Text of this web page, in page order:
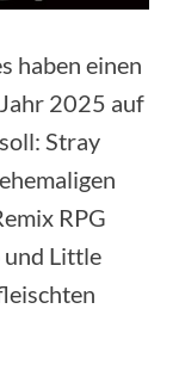
haben einen
2025 auf
Stray
RPG
und Little